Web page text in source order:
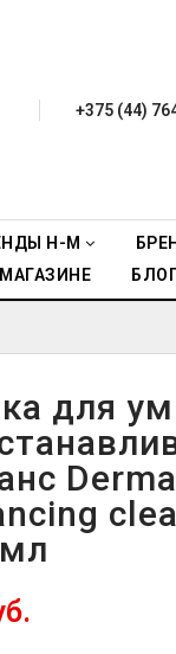
+375 (44)
H-M
для